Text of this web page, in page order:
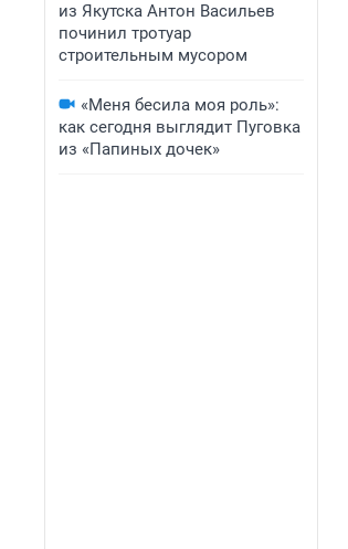
из Якутска Антон Васильев
починил тротуар
строительным мусором
«Меня бесила моя роль»:
как сегодня выглядит Пуговка
из «Папиных дочек»